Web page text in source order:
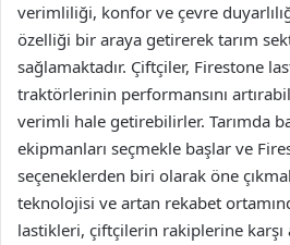
verimliliği, konfor ve çevre
özelliği bir araya getirerek tarım
sağlamaktadır. Çiftçiler, Firestone
traktörlerinin performansını
verimli hale getirebilirler. Tarımda
ekipmanları seçmekle başlar ve
seçeneklerden biri olarak öne
teknolojisi ve artan rekabet
lastikleri, çiftçilerin rakiplerine